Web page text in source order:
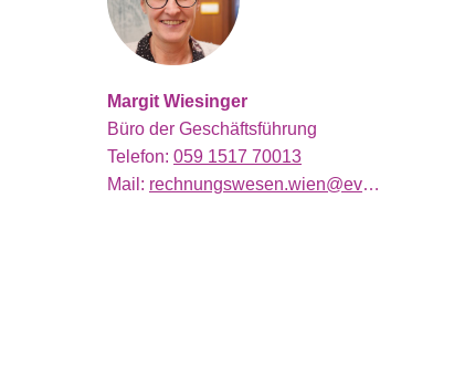
Margit Wiesinger
Büro der Geschäftsführung
Telefon: 059 1517 70013
Mail: rechnungswesen.wien@evang.at